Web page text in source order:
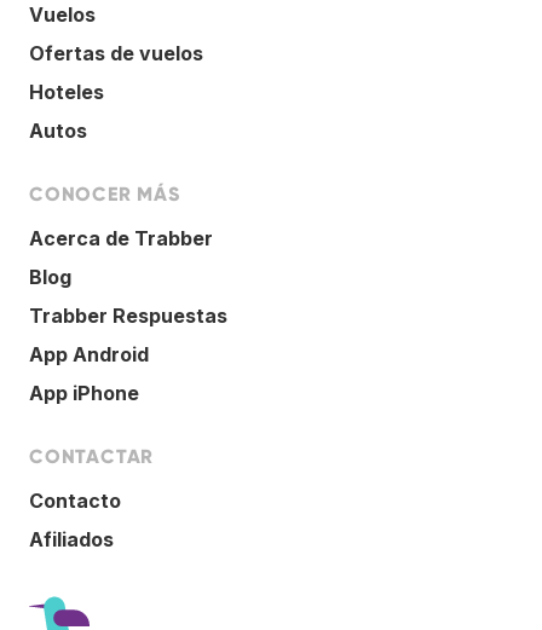
Vuelos
Ofertas de vuelos
Hoteles
Autos
CONOCER MÁS
Acerca de Trabber
Blog
Trabber Respuestas
App Android
App iPhone
CONTACTAR
Contacto
Afiliados